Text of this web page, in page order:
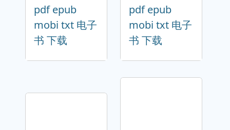
pdf epub
mobi txt 电子
书 下载
pdf epub
mobi txt 电子
书 下载